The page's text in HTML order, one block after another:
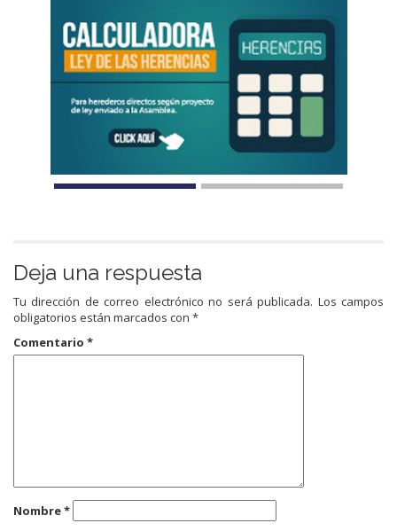
Deja una respuesta
Tu dirección de correo electrónico no será publicada. Los campos
obligatorios están marcados con *
Comentario *
Nombre*